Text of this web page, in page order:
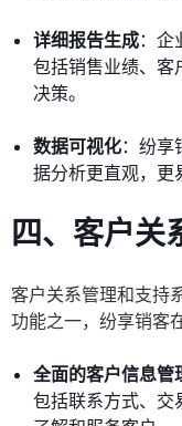
详细报告生成：企
包括销售业绩、客
决策。
数据可视化：纷享
据分析更直观，更
四、客户关
客户关系管理和支持
功能之一，纷享销客
全面的客户信息管
包括联系方式、交